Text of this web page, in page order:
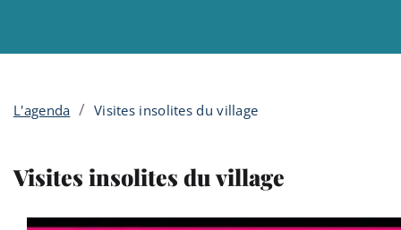
L'agenda / Visites insolites du village
Visites insolites du village